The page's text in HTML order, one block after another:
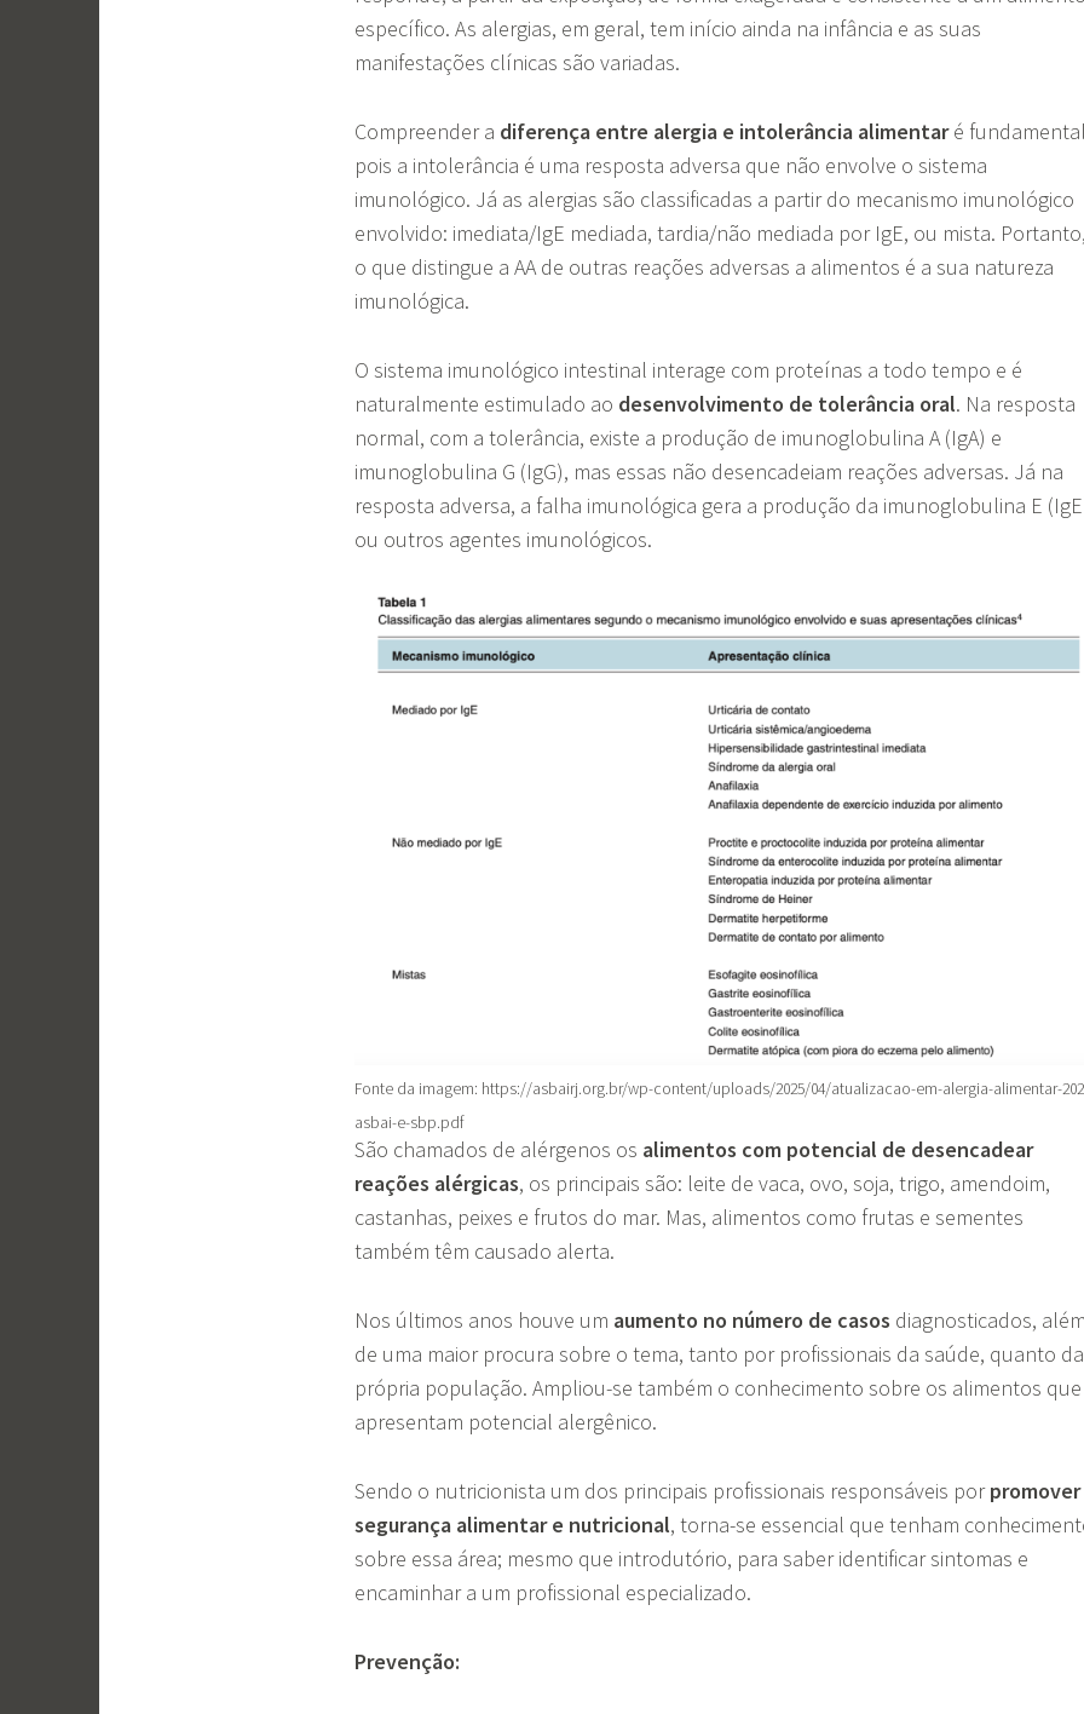
específico. As alergias, em geral, tem início ainda na infância e as suas
manifestações clínicas são variadas.
Compreender a diferença entre alergia e intolerância alimentaré
pois a intolerância é uma resposta adversa que não envolve o sistema
imunológico. Já as alergias são classificadas a partir do mecanismo imunológico
envolvido: imediata/IgE mediada, tardia/não mediada por IgE, ou mista.
o que distingue a AA de outras reações adversas a alimentos é a sua natureza
imunológica.
O sistema imunológico intestinal interage com proteínas a todo tempo e é
naturalmente estimulado ao desenvolvimento de tolerância oral. Na resposta
normal, com a tolerância, existe a produção de imunoglobulina A (IgA) e
imunoglobulina G (IgG), mas essas não desencadeiam reações adversas. Já na
resposta adversa, a falha imunológica gera a produção da imunoglobulina E
ou outros agentes imunológicos.
Fonte da imagem: https://asbairj.org.br/wp-content/uploads/2025/04/atualizacao-em-alergia-alimentar-
asbai-e-sbp.pdf
São chamados de alérgenos os alimentos com potencial de desencadear
reações alérgicas, os principais são: leite de vaca, ovo, soja, trigo, amendoim,
castanhas, peixes e frutos do mar. Mas, alimentos como frutas e sementes
também têm causado alerta.
Nos últimos anos houve um aumento no número de casos diagnosticados,
de uma maior procura sobre o tema, tanto por profissionais da saúde, quanto da
própria população. Ampliou-se também o conhecimento sobre os alimentos que
apresentam potencial alergênico.
Sendo o nutricionista um dos principais profissionais responsáveis porpromover
segurança alimentar e nutricional, torna-se essencial que tenham
sobre essa área; mesmo que introdutório, para saber identificar sintomas e
encaminhar a um profissional especializado.
Prevenção: